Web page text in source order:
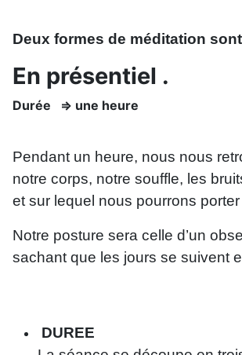
Deux formes de méditation
En présentiel .
Durée => une heure
Pendant un heure, nous nous
notre corps, notre souffle, les
et sur lequel nous pourrons
Notre posture sera celle d’un
sachant que les jours se suivent
DUREE